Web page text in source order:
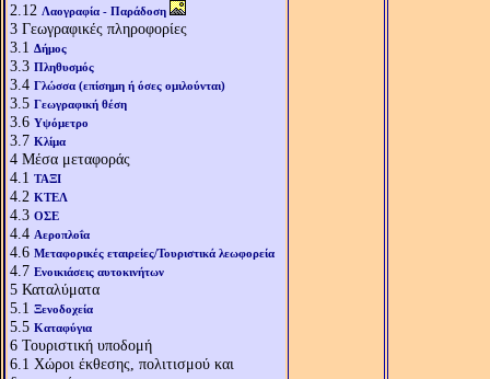
2.12 Λαογραφία - Παράδοση
3 Γεωγραφικές πληροφορίες
3.1 Δήμος
3.3 Πληθυσμός
3.4 Γλώσσα (επίσημη ή όσες ομιλούνται)
3.5 Γεωγραφική θέση
3.6 Υψόμετρο
3.7 Κλίμα
4 Μέσα μεταφοράς
4.1 ΤΑΞΙ
4.2 ΚΤΕΛ
4.3 ΟΣΕ
4.4 Αεροπλοΐα
4.6 Μεταφορικές εταιρείες/Τουριστικά λεωφορεία
4.7 Ενοικιάσεις αυτοκινήτων
5 Καταλύματα
5.1 Ξενοδοχεία
5.5 Καταφύγια
6 Τουριστική υποδομή
6.1 Χώροι έκθεσης, πολιτισμού και